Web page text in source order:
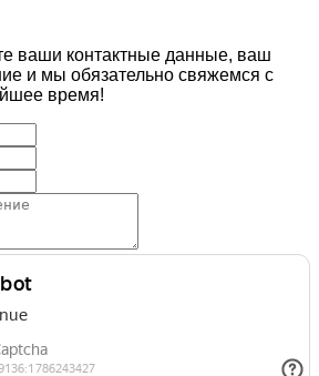
ваши контактные данные, ваш
и мы обязательно свяжемся с
время!